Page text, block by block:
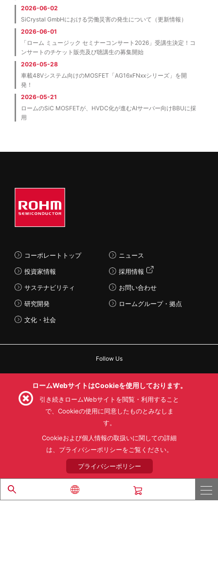
2026-06-02
SiCrystal GmbHにおける労働災害の発生について（更新情報）
2026-06-01
「ローム ミュージック セミナーコンサート2026」受講生決定！コ
ンサートのチケット販売及び聴講生の募集開始
2026-05-28
車載48Vシステム向けのMOSFET「AG16xFNxxシリーズ」を開
発！
2026-05-21
ロームのSiC MOSFETが、HVDC化が進むAIサーバー向けBBUに採
用
コーポレートトップ
投資家情報
サステナビリティ
研究開発
文化・社会
ニュース
採用情報
お問い合わせ
ロームグループ・拠点
Follow Us
利用規約 利用目的
SNS利用規約
プライバシーポリシー
© 1997 - 2026 ROHM CO., LTD. ALL RIGHTS RESERVED.
ロームWebサイトはCookieを使用しております。
引き続きロームWebサイトを閲覧・利用すること
で、Cookieの使用に同意したものとみなしま
す。
Cookieおよび個人情報の取扱いに関しての詳細
は、プライバシーポリシーをご覧ください。
プライバシーポリシー